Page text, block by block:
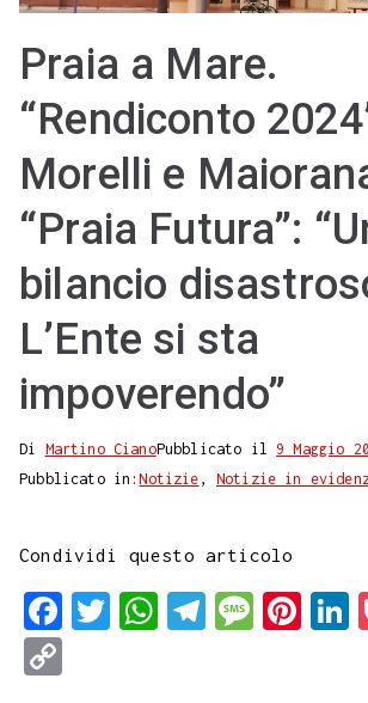
Praia a Mare.
“Rendiconto
Morelli e
“Praia Futura”:
bilancio
L’Ente si sta
impoverendo”
Di Martino CianoPubblicato il 9 Maggio
Pubblicato in:Notizie , Notizie in
Condividi questo articolo
F
T
W
T
M
P
L